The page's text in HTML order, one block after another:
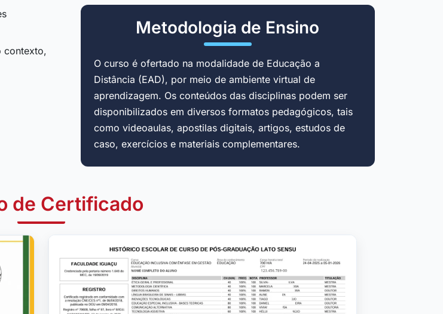
contexto,
Metodologia de Ensino
O curso é ofertado na modalidade de Educação a
Distância (EAD), por meio de ambiente virtual de
aprendizagem. Os conteúdos das disciplinas podem ser
disponibilizados em diversos formatos pedagógicos, tais
como videoaulas, apostilas digitais, artigos, estudos de
caso, exercícios e materiais complementares.
de Certificado